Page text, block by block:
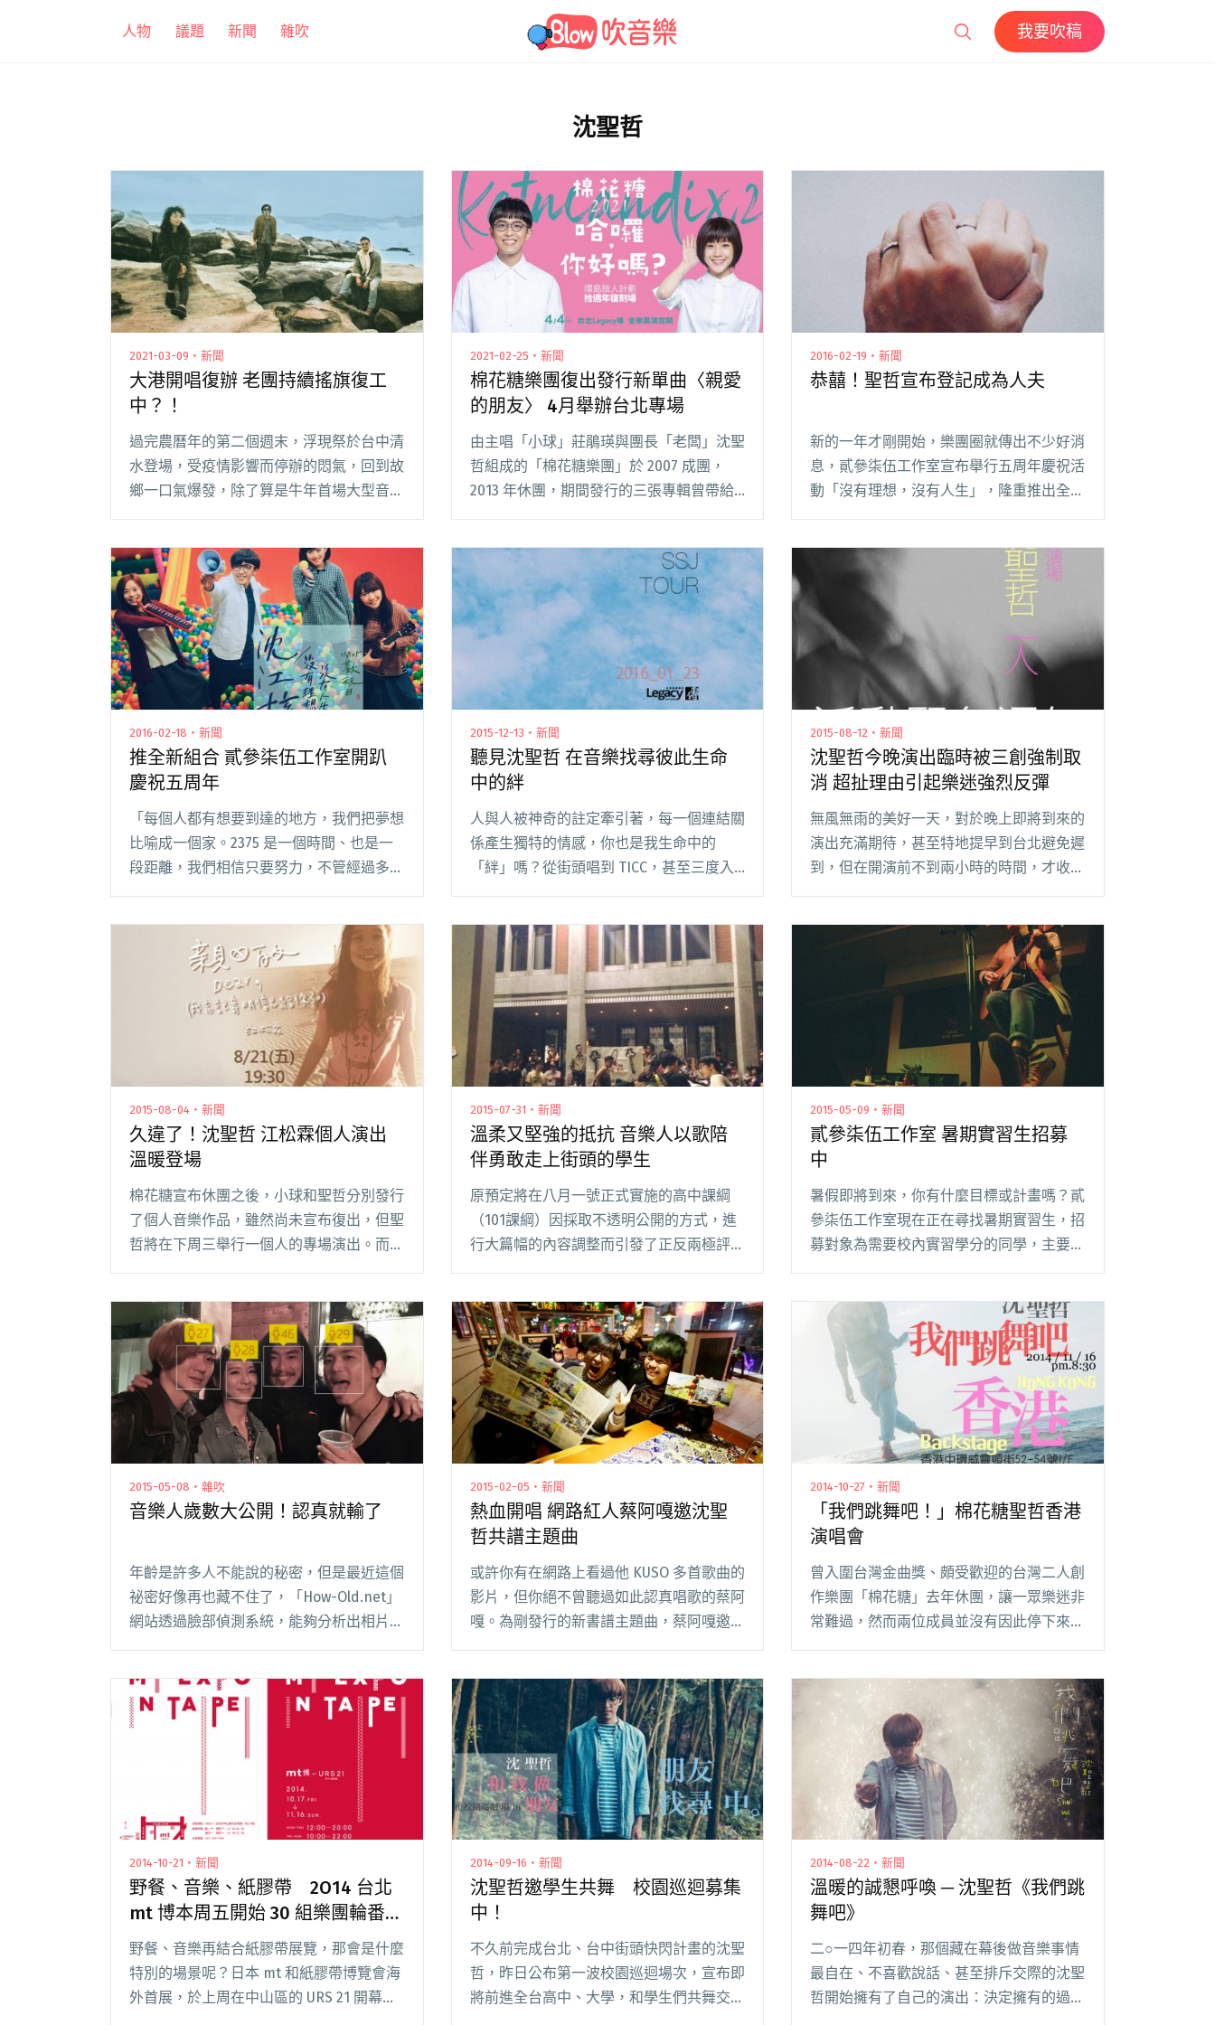
人物 議題 新聞 雜吹 我要吹稿
沈聖哲
2021-03-09・新聞
大港開唱復辦 老團持續搖旗復工
中？！
過完農曆年的第二個週末，浮現祭於台中清
水登場，受疫情影響而停辦的悶氣，回到故
鄉一口氣爆發，除了算是牛年首場大型音樂
祭，名單還驚見休團許久的龐克樂團表兒。
瓜靠大邊〉等經典歌曲，整場高潮不斷，也
替幾組成立閱讀全文 "大港開唱復辦 老團持
續搖旗復工中？！"
2021-02-25・新聞
棉花糖樂團復出發行新單曲〈親愛
的朋友〉 4月舉辦台北專場
由主唱「小球」莊鵑瑛與團長「老闆」沈聖
哲組成的「棉花糖樂團」於 2007 成團，
2013 年休團，期間發行的三張專輯曾帶給
樂迷滿滿的力量。相隔 8 年後，棉花糖雙
於 4 月 4 日台北 Legacy 舉閱讀全文 "棉花
糖樂團復出發行新單曲〈親愛的朋友〉 4月
舉辦台北專場"
2016-02-19・新聞
恭囍！聖哲宣布登記成為人夫
新的一年才剛開始，樂團圈就傳出不少好消
息，貳參柒伍工作室宣布舉行五周年慶祝活
動「沒有理想，沒有人生」，隆重推出全新
組合「沈江核」，老闆沈聖哲也緊接著在昨
人夫，引起樂迷熱烈反應，紛紛在下方留言
祝福；棉花糖閱讀全文 "恭囍！聖哲宣布登
記成為人夫"
2016-02-18・新聞
推全新組合 貳參柒伍工作室開趴
慶祝五周年
「每個人都有想要到達的地方，我們把夢想
比喻成一個家。2375 是一個時間、也是一
段距離，我們相信只要努力，不管經過多久
〈2375〉，貳參柒伍工作室除了一手包辦所
有音樂行銷、閱讀全文 "推全新組合 貳參柒
伍工作室開趴慶祝五周年"
2015-12-13・新聞
聽見沈聖哲 在音樂找尋彼此生命
中的絆
人與人被神奇的註定牽引著，每一個連結關
係產生獨特的情感，你也是我生命中的
「絆」嗎？從街頭唱到 TICC，甚至三度入
年宣布休團後，沈聖哲仍持續專注於音樂的
創作，閱讀全文 "聽見沈聖哲 在音樂找尋彼
此生命中的絆"
2015-08-12・新聞
沈聖哲今晚演出臨時被三創強制取
消 超扯理由引起樂迷強烈反彈
無風無雨的美好一天，對於晚上即將到來的
演出充滿期待，甚至特地提早到台北避免遲
到，但在開演前不到兩小時的時間，才收到
區舉行的「沈聖哲 ｜一人｜ 夏日特演場」
於接近閱讀全文 "沈聖哲今晚演出臨時被三
創強制取消 超扯理由引起樂迷強烈反彈"
2015-08-04・新聞
久違了！沈聖哲 江松霖個人演出
溫暖登場
棉花糖宣布休團之後，小球和聖哲分別發行
了個人音樂作品，雖然尚未宣布復出，但聖
哲將在下周三舉行一個人的專場演出。而同
來這段時間累積的創作。 從街頭唱到
TICC，甚至閱讀全文 "久違了！沈聖哲 江松
霖個人演出溫暖登場"
2015-07-31・新聞
溫柔又堅強的抵抗 音樂人以歌陪
伴勇敢走上街頭的學生
原預定將在八月一號正式實施的高中課綱
（101課綱）因採取不透明公開的方式，進
行大篇幅的內容調整而引發了正反兩極評價
最後一根稻草，引起數百名學生群情激憤，
齊聚在閱讀全文 "溫柔又堅強的抵抗 音樂人
以歌陪伴勇敢走上街頭的學生"
2015-05-09・新聞
貳參柒伍工作室 暑期實習生招募
中
暑假即將到來，你有什麼目標或計畫嗎？貳
參柒伍工作室現在正在尋找暑期實習生，招
募對象為需要校內實習學分的同學，主要工
緊來報名吧！ 成立於 2011 年，貳參柒伍工
作室閱讀全文 "貳參柒伍工作室 暑期實習生
招募中"
2015-05-08・雜吹
音樂人歲數大公開！認真就輸了
年齡是許多人不能說的秘密，但是最近這個
祕密好像再也藏不住了，「How-Old.net」
網站透過臉部偵測系統，能夠分析出相片中
眾人眼鏡，令人又愛又恨、笑料百出，一起
來閱讀全文 "音樂人歲數大公開！認真就輸
2015-02-05・新聞
熱血開唱 網路紅人蔡阿嘎邀沈聖
哲共譜主題曲
或許你有在網路上看過他 KUSO 多首歌曲的
影片，但你絕不曾聽過如此認真唱歌的蔡阿
嘎。為剛發行的新書譜主題曲，蔡阿嘎邀棉
把這些年寫下的熱血冒險旅程，天馬行空的
歌唱出閱讀全文 "熱血開唱 網路紅人蔡阿嘎
邀沈聖哲共譜主題曲"
2014-10-27・新聞
「我們跳舞吧！」棉花糖聖哲香港
演唱會
曾入圍台灣金曲獎、頗受歡迎的台灣二人創
作樂團「棉花糖」去年休團，讓一眾樂迷非
常難過，然而兩位成員並沒有因此停下來，
今另一位成員，一直在背後默默創作演奏的
團長沈聖哲，閱讀全文 "「我們跳舞吧！」
棉花糖聖哲香港演唱會"
2014-10-21・新聞
野餐、音樂、紙膠帶 2O14 台北
mt 博本周五開始 30 組樂團輪番上
陣！
野餐、音樂再結合紙膠帶展覽，那會是什麼
特別的場景呢？日本 mt 和紙膠帶博覽會海
外首展，於上周在中山區的 URS 21 開幕，
2014-09-16・新聞
沈聖哲邀學生共舞 校園巡迴募集
中！
不久前完成台北、台中街頭快閃計畫的沈聖
哲，昨日公布第一波校園巡迴場次，宣布即
將前進全台高中、大學，和學生們共舞交朋
2014-08-22・新聞
溫暖的誠懇呼喚 ─ 沈聖哲《我們跳
舞吧》
二○一四年初春，那個藏在幕後做音樂事情
最自在、不喜歡說話、甚至排斥交際的沈聖
哲開始擁有了自己的演出：決定擁有的過程